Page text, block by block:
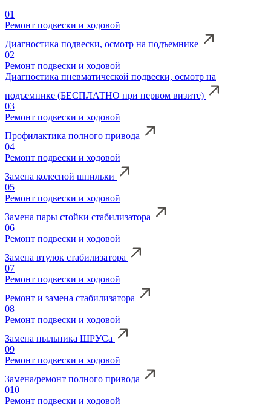
01
Ремонт подвески и ходовой
Диагностика подвески, осмотр на подъемнике
02
Ремонт подвески и ходовой
Диагностика пневматической подвески, осмотр на
подъемнике (БЕСПЛАТНО при первом визите)
03
Ремонт подвески и ходовой
Профилактика полного привода
04
Ремонт подвески и ходовой
Замена колесной шпильки
05
Ремонт подвески и ходовой
Замена пары стойки стабилизатора
06
Ремонт подвески и ходовой
Замена втулок стабилизатора
07
Ремонт подвески и ходовой
Ремонт и замена стабилизатора
08
Ремонт подвески и ходовой
Замена пыльника ШРУСа
09
Ремонт подвески и ходовой
Замена/ремонт полного привода
010
Ремонт подвески и ходовой